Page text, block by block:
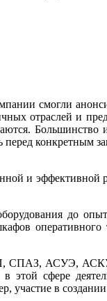
смогли
отраслей и
Большинство
конкретным
и эффективной
до
ТП, СПАЗ, АСУЭ,
этой сфере
в